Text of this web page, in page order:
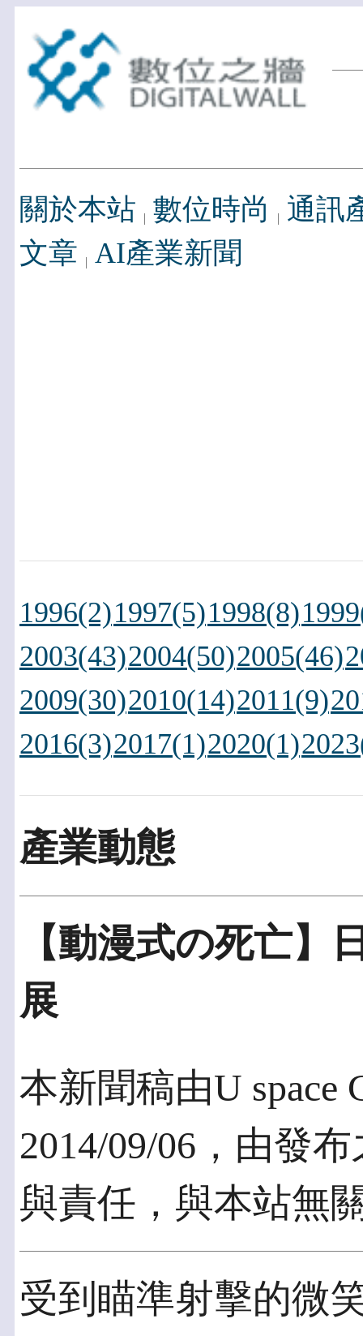
關於本站 數位時尚
通訊
文章 AI產業新聞
1996(2)1997(5)1998(8)
2003(43)2004(50)2005(46)
2009(30)2010(14)2011(9)
2016(3)2017(1)2020(1)
產業動態
【動漫式の死亡】
展
本新聞稿由U space
2014/09/06，由發
與責任，與本站無
受到瞄準射擊的微